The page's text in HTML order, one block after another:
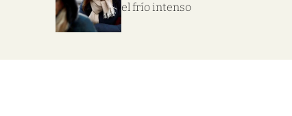
el frío intenso